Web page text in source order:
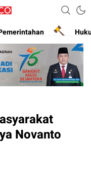
Novanto